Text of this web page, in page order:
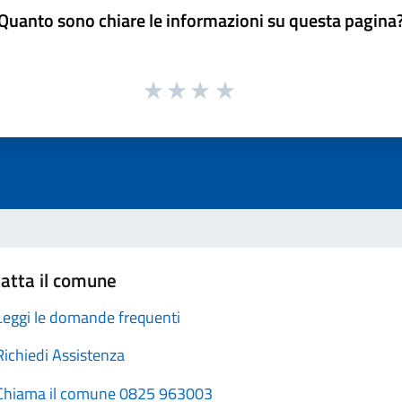
sono chiare le informazioni su questa
il comune
le domande frequenti
Assistenza
il comune 0825 963003